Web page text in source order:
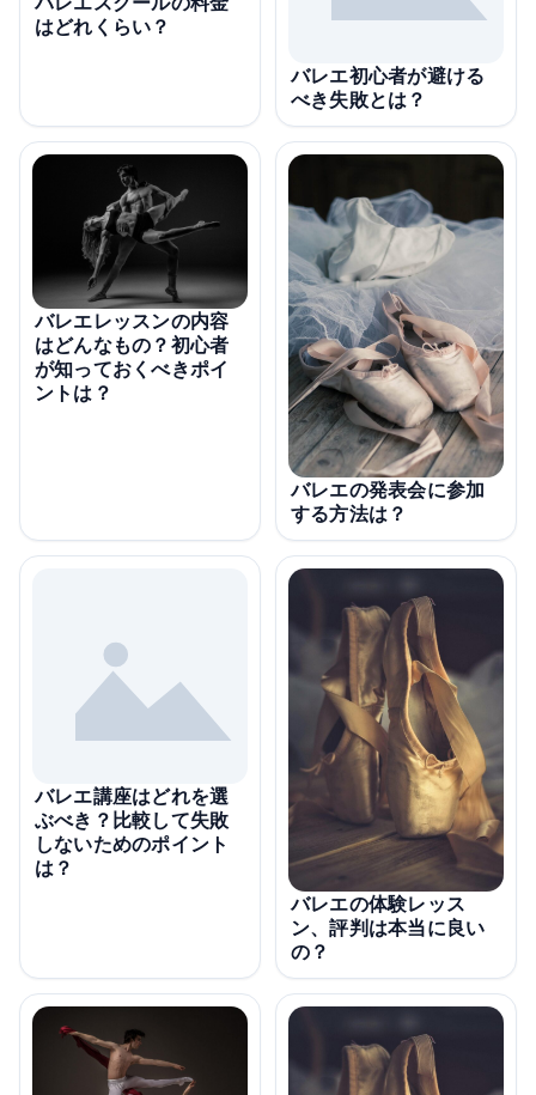
はどれくらい？
バレエ初心者が避ける
べき失敗とは？
バレエレッスンの内容
はどんなもの？初心者
が知っておくべきポイ
ントは？
バレエの発表会に参加
する方法は？
バレエ講座はどれを選
ぶべき？比較して失敗
しないためのポイント
は？
バレエの体験レッス
ン、評判は本当に良い
の？